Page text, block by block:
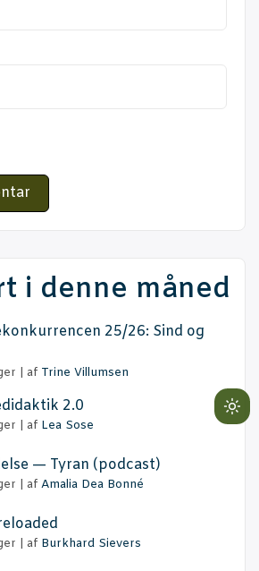
i denne måned
25/26: Sind og
af Trine Villumsen
2.0
af Lea Sose
— Tyran (podcast)
af Amalia Dea Bonné
af Burkhard Sievers